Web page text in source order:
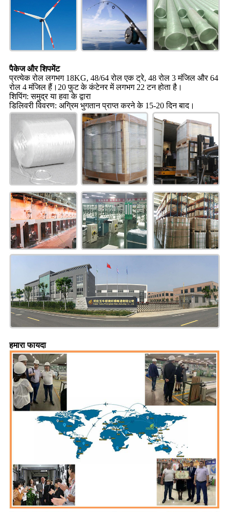
पैकेज और शिपमेंट
प्रत्येक रोल लगभग 18KG, 48/64 रोल एक ट्रे, 48 रोल 3 मंजिल और 64
रोल 4 मंजिल हैं।20 फुट के कंटेनर में लगभग 22 टन होता है।
शिपिंग: समुद्र या हवा के द्वारा
डिलिवरी विवरण: अग्रिम भुगतान प्राप्त करने के 15-20 दिन बाद।
हमारा फायदा